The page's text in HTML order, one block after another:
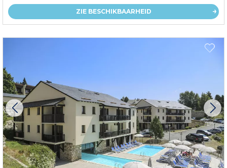
ZIE BESCHIKBAARHEID